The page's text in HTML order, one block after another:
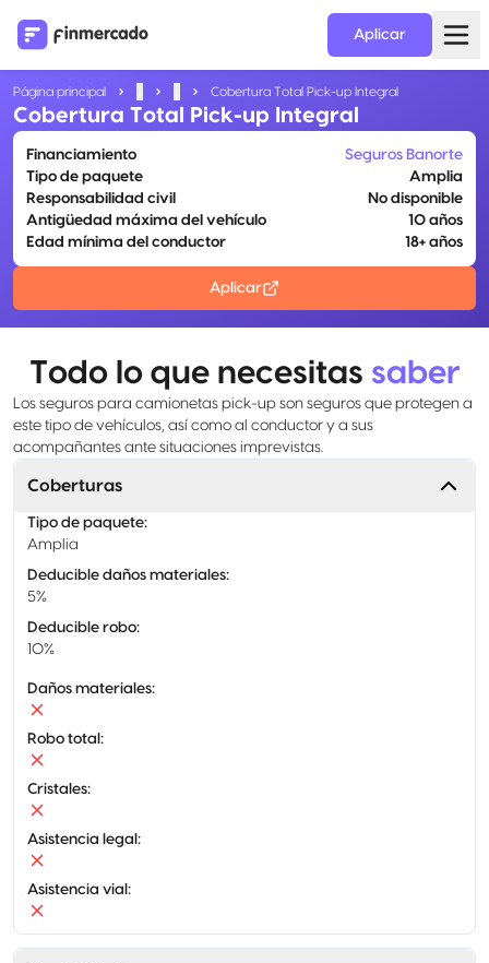
Aplicar
Página principal Cobertura Total Pick-up Integral
Cobertura Total Pick-up Integral
Financiamiento
Seguros Banorte
Tipo de paquete
Amplia
Responsabilidad civil
No disponible
Antigüedad máxima del vehículo
10 años
Edad mínima del conductor
18+ años
Aplicar
Todo lo que necesitas saber
Los seguros para camionetas pick-up son seguros que protegen a
este tipo de vehículos, así como al conductor y a sus
acompañantes ante situaciones imprevistas.
Coberturas
Tipo de paquete:
Amplia
Deducible daños materiales:
5%
Deducible robo:
10%
Daños materiales:
Robo total :
Cristales:
Asistencia legal :
Asistencia vial :